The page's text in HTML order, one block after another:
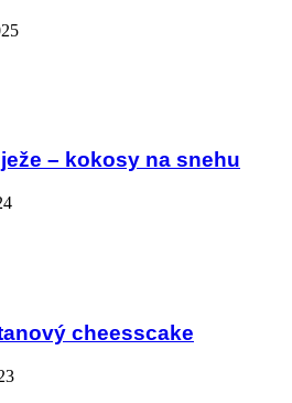
– kokosy na snehu
cheesscake